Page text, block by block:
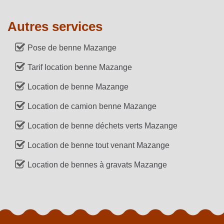
Autres services
Pose de benne Mazange
Tarif location benne Mazange
Location de benne Mazange
Location de camion benne Mazange
Location de benne déchets verts Mazange
Location de benne tout venant Mazange
Location de bennes à gravats Mazange